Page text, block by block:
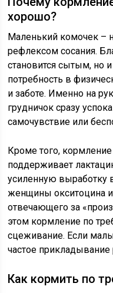
хорошо?
Маленький комочек –
рефлексом сосания.
становится сытым, но
потребность в
и заботе. Именно на
грудничок сразу
самочувствие или
Кроме того,
поддерживает
усиленную выработку
женщины окситоцина
отвечающего за
этом кормление по
сцеживание. Если
частое
Как кормить по